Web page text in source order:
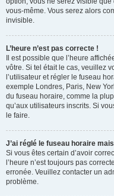
vous-même. Vous serez alors
invisible.
L’heure n’est pas correcte !
Il est possible que l’heure
vôtre. Si tel était le cas, veuillez
l’utilisateur et régler le fuseau
exemple Londres, Paris, New
du fuseau horaire, comme la
qu’aux utilisateurs inscrits. Si
le faire.
J’ai réglé le fuseau horaire
Si vous êtes certain d’avoir
l’heure n’est toujours pas
erronée. Veuillez contacter un
problème.